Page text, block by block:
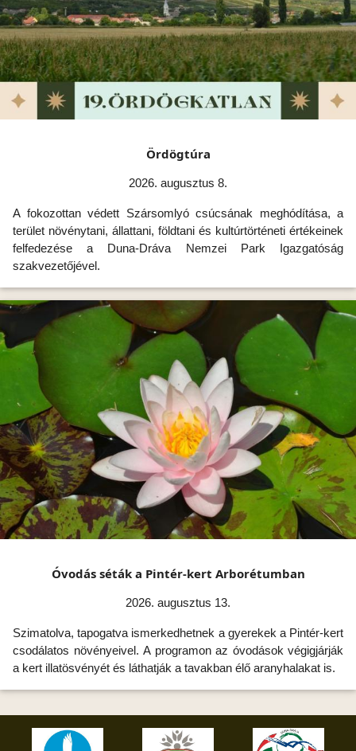
Ördögtúra
2026. augusztus 8.
A fokozottan védett Szársomlyó csúcsának meghódítása, a
terület növénytani, állattani, földtani és kultúrtörténeti értékeinek
felfedezése a Duna-Dráva Nemzei Park Igazgatóság
szakvezetőjével.
Óvodás séták a Pintér-kert Arborétumban
2026. augusztus 13.
Szimatolva, tapogatva ismerkedhetnek a gyerekek a Pintér-kert
csodálatos növényeivel. A programon az óvodások végigjárják
a kert illatösvényét és láthatják a tavakban élő aranyhalakat is.